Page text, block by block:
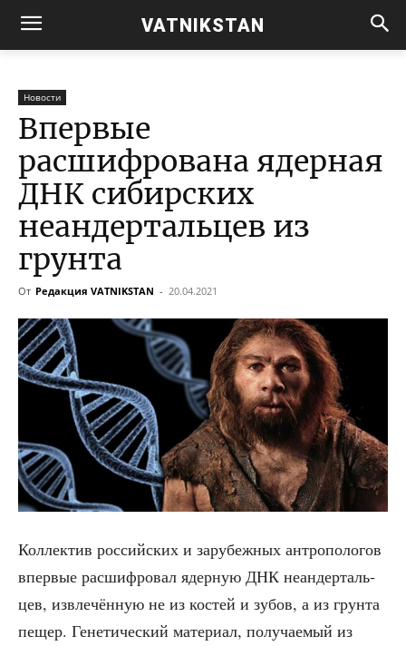
VATNIKSTAN
Новости
Впервые
расшифрована ядерная
ДНК сибирских
неандертальцев из
грунта
От Редакция VATNIKSTAN - 20.04.2021
Кол­лек­тив рос­сий­ских и зару­беж­ных антро­по­ло­гов
впер­вые рас­шиф­ро­вал ядер­ную ДНК неан­дер­таль­
цев, извле­чён­ную не из костей и зубов, а из грун­та
пещер. Гене­ти­че­ский мате­ри­ал, полу­ча­е­мый из